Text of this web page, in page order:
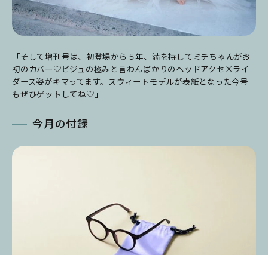
「そして増刊号は、初登場から５年、満を持してミチちゃんがお
初のカバー♡ビジュの極みと言わんばかりのヘッドアクセ×ライ
ダース姿がキマってます。 スウィートモデルが表紙となった今号
もぜひゲットしてね♡」
今月の付録